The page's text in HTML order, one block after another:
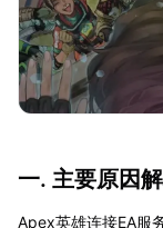
一. 主要原因
Apex英雄连接EA服